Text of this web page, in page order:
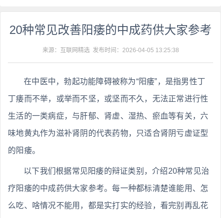
20种常见改善阳痿的中成药供大家参考
来源：互联网精选 发布时间： 2026-04-05 13:25:38
在中医中，勃起功能障碍被称为“阳痿”，是指男性丁
丁痿而不举，或举而不坚，或坚而不久，无法正常进行性
生活的一类病症，与肝郁、肾虚、湿热、瘀血等有关，六
味地黄丸作为滋补肾阴的代表药物，只适合肾阴亏虚证型
的阳痿。
以下我们根据常见阳痿的辩证类别，介绍20种常见治
疗阳痿的中成药供大家参考。每一种都标清楚谁能用、怎
么吃、啥情况不能用，都是实打实的经验，看完别再乱花